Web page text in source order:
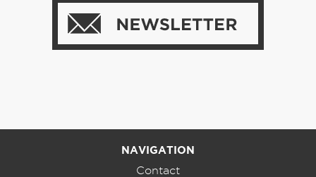
NAVIGATION
Contact